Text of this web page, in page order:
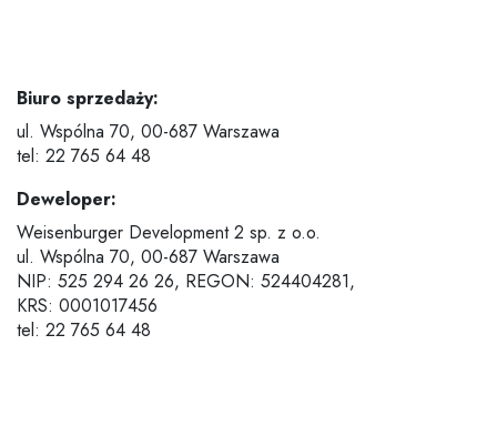
Biuro sprzedaży:
ul. Wspólna 70, 00-687 Warszawa
tel: 22 765 64 48
Deweloper:
Weisenburger Development 2 sp. z o.o.
ul. Wspólna 70, 00-687 Warszawa
NIP: 525 294 26 26, REGON: 524404281,
KRS: 0001017456
tel: 22 765 64 48